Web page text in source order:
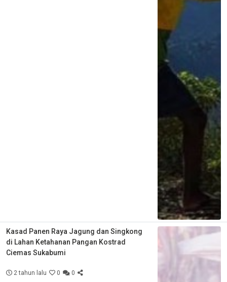
Kasad Panen Raya Jagung dan Singkong
di Lahan Ketahanan Pangan Kostrad
Ciemas Sukabumi
2 tahun lalu 0 0